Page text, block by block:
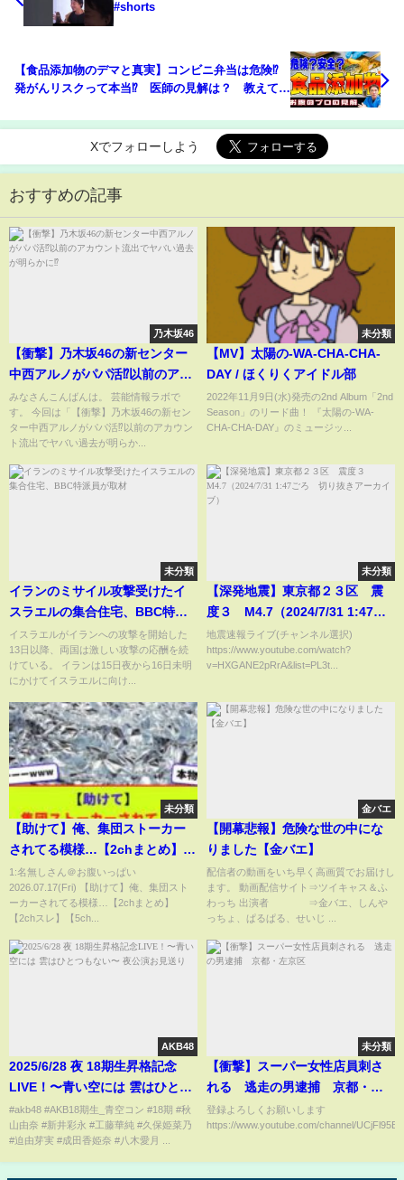
#shorts
【食品添加物のデマと真実】コンビニ弁当は危険⁉︎
発がんリスクって本当⁉︎ 医師の見解は？ 教えて平
Xでフォローしよう
おすすめの記事
乃木坂46
【衝撃】乃木坂46の新センター
中西アルノがパパ活⁉以前のアカ
ウント流出でヤバい過去が明ら
かに⁉
みなさんこんばんは。 芸能情報ラボで
す。 今回は「【衝撃】乃木坂46の新セン
ター中西アルノがパパ活⁉以前のアカウン
ト流出でヤバい過去が明らか...
未分類
【MV】太陽の-WA-CHA-CHA-
DAY / ほくりくアイドル部
2022年11月9日(水)発売の2nd Album「2nd
Season」のリード曲！ 『太陽の-WA-
CHA-CHA-DAY』のミュージッ...
未分類
イランのミサイル攻撃受けたイ
スラエルの集合住宅、BBC特派
員が取材
イスラエルがイランへの攻撃を開始した
13日以降、両国は激しい攻撃の応酬を続
けている。 イランは15日夜から16日未明
にかけてイスラエルに向け...
未分類
【深発地震】東京都２３区 震
度３ M4.7（2024/7/31 1:47ご
ろ 切り抜きアーカイブ）
地震速報ライブ(チャンネル選択)
https://www.youtube.com/watch?
v=HXGANE2pRrA&list=PL3t...
未分類
【助けて】俺、集団ストーカー
されてる模様…【2chまとめ】
【2chスレ】【5chスレ】
1:名無しさん＠お腹いっぱい
2026.07.17(Fri) 【助けて】俺、集団スト
ーカーされてる模様…【2chまとめ】
【2chスレ】【5ch...
金バエ
【開幕悲報】危険な世の中にな
りました【金バエ】
配信者の動画をいち早く高画質でお届けし
ます。 動画配信サイト⇒ツイキャス＆ふ
わっち 出演者 ⇒金バエ、しんや
っちょ、ぱるぱる、せいじ ...
AKB48
2025/6/28 夜 18期生昇格記念
LIVE！〜青い空には 雲はひとつ
もない〜 夜公演お見送り
#akb48 #AKB18期生_青空コン #18期 #秋
山由奈 #新井彩永 #工藤華純 #久保姫菜乃
#迫由芽実 #成田香姫奈 #八木愛月 ...
未分類
【衝撃】スーパー女性店員刺さ
れる 逃走の男逮捕 京都・左
京区
登録よろしくお願いします
https://www.youtube.com/channel/